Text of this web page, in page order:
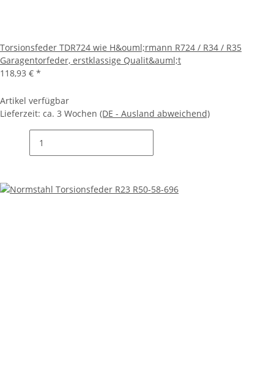
Torsionsfeder TDR724 wie H&ouml;rmann R724 / R34 / R35
Garagentorfeder, erstklassige Qualit&auml;t
118,93 € *
Artikel verfügbar
Lieferzeit: ca. 3 Wochen (DE - Ausland abweichend)